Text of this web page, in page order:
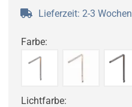
Lieferzeit: 2-3 Wochen
Farbe:
Lichtfarbe: